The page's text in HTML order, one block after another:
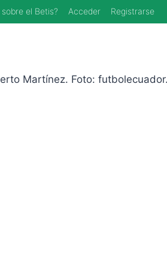
el Betis? Acceder Registrarse